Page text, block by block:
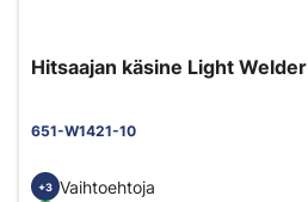
Hitsaajan käsine Light Welder
651-W1421-10
+3 Vaihtoehtoja